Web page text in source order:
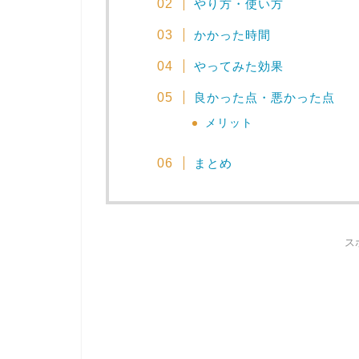
やり方・使い方
かかった時間
やってみた効果
良かった点・悪かった点
メリット
まとめ
ス